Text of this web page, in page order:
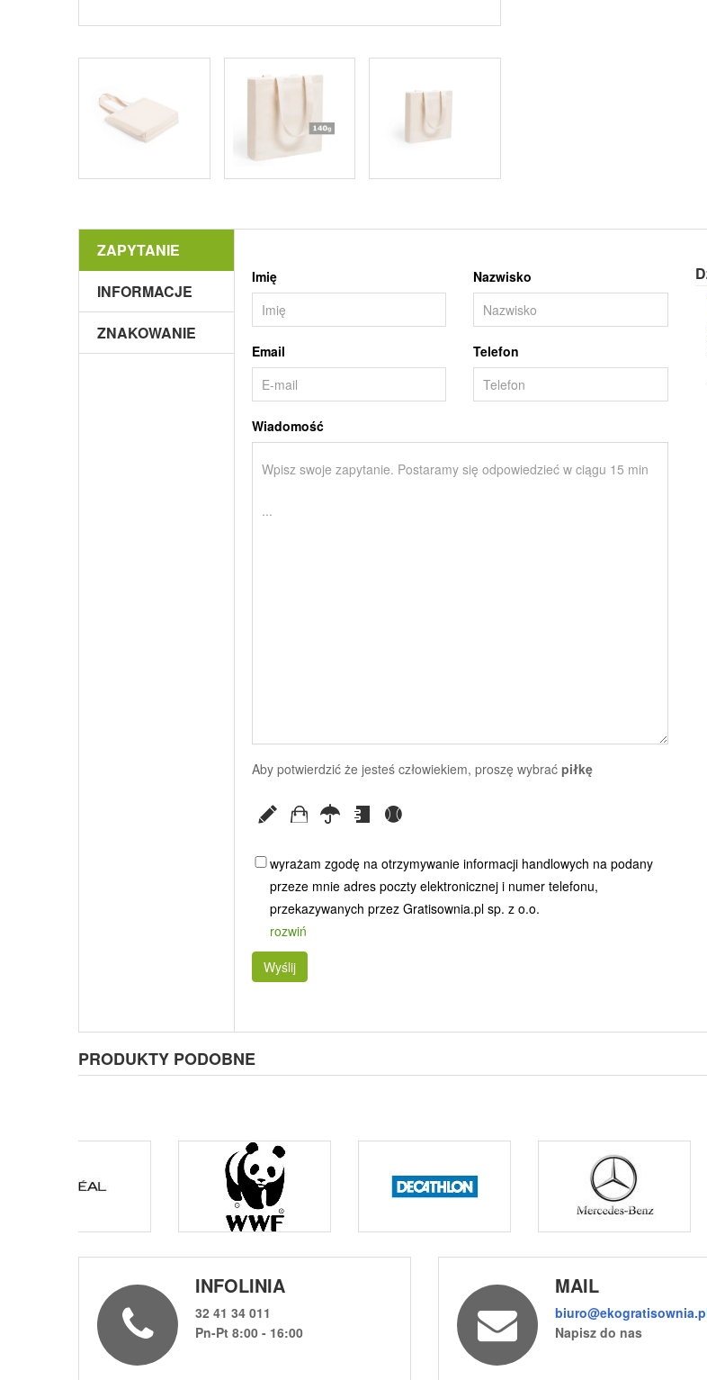
ZAPYTANIE
INFORMACJE
ZNAKOWANIE
Imię Nazwisko
Email Telefon
Wiadomość
Aby potwierdzić że jesteś człowiekiem, proszę wybrać piłkę
wyrażam zgodę na otrzymywanie informacji handlowych na podany
przeze mnie adres poczty elektronicznej i numer telefonu,
przekazywanych przez Gratisownia.pl sp. z o.o.
rozwiń
Wyślij
PRODUKTY PODOBNE
INFOLINIA
32 41 34 011
Pn-Pt 8:00 - 16:00
MAIL
Napisz do nas